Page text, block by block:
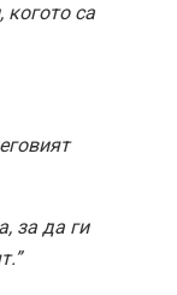
когото са
за да ги